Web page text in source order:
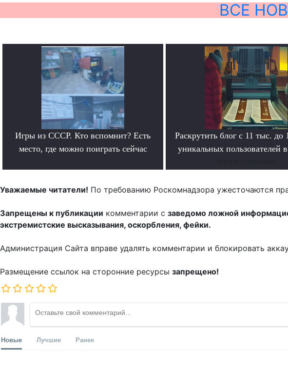
ВСЕ
Игры из СССР. Кто вспомнит? Есть
место, где можно поиграть сейчас
Раскрутить блог с 11 тыс. до
уникальных пользователей
Уважаемые читатели! По требованию Роскомнадзора ужесточаются
Запрещены к публикации комментарии с заведомо ложной
экстремистские высказывания, оскорбления, фейки.
Администрация Сайта вправе удалять комментарии и блокировать
Размещение ссылок на сторонние ресурсы запрещено!
Новые Лучшие Ранее